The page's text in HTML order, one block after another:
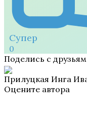
Супер
0
Поделись с
Прилуцкая Инга
Оцените автора